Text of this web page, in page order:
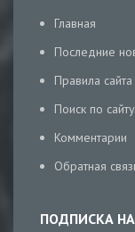
Главная
Последние
Правила сайта
Поиск по сайту
Комментарии
Обратная
ПОДПИСКА